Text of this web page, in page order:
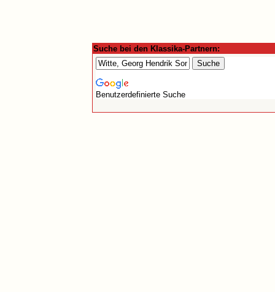
Suche bei den Klassika-Partnern:
Benutzerdefinierte Suche